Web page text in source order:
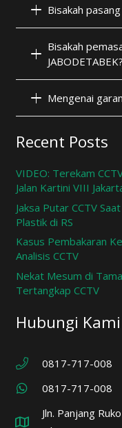
Bisakah
Bisakah
JABODETABEK?
Mengenai
Recent Posts
VIDEO: Terekam
Jalan Kartini VIII
Jaksa Putar CCTV
Plastik di RS
Kasus Pembakaran
Analisis CCTV
Nekat Mesum di
Tertangkap CCTV
Hubungi Kami
0817-717-008
0817-717-008
Jln. Panjang